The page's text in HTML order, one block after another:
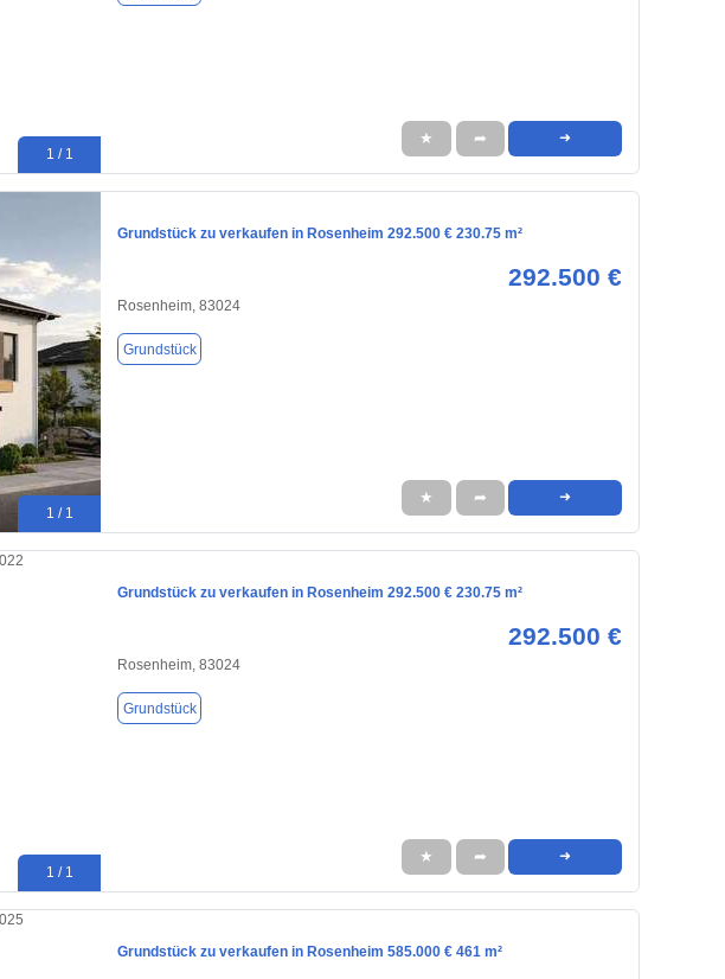
1 / 1
★ ➦ ➜
1 / 1
Grundstück zu verkaufen in Rosenheim 292.500 € 230.75 m²
292.500 €
Rosenheim, 83024
Grundstück
★ ➦ ➜
1 / 1
Grundstück zu verkaufen in Rosenheim 292.500 € 230.75 m²
292.500 €
Rosenheim, 83024
Grundstück
★ ➦ ➜
Grundstück zu verkaufen in Rosenheim 585.000 € 461 m²